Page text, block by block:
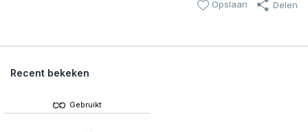
Opslaan Delen
Recent bekeken
Gebruikt